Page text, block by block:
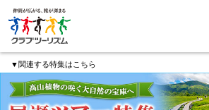
▼関連する特集はこちら